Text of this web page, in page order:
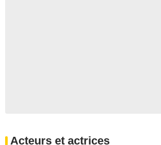
Acteurs et actrices